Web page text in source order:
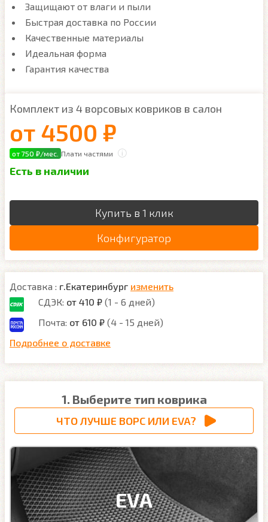
Защищают от влаги и пыли
Быстрая доставка по России
Качественные материалы
Идеальная форма
Гарантия качества
Комплект из 4 ворсовых ковриков в салон
от 4500 ₽
от 750 ₽/мес. Плати частями
Есть в наличии
Купить в 1 клик
Конфигуратор
Доставка : г.Екатеринбург изменить
СДЭК: от 410 ₽ (1 - 6 дней)
Почта: от 610 ₽ (4 - 15 дней)
Подробнее о доставке
1. Выберите тип коврика
ЧТО ЛУЧШЕ ВОРС ИЛИ EVA?
EVA